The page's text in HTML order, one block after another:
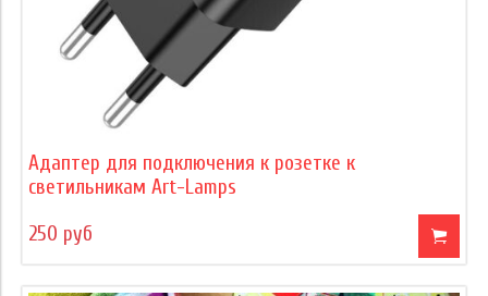
Адаптер для подключения к розетке к
светильникам Art-Lamps
250 руб